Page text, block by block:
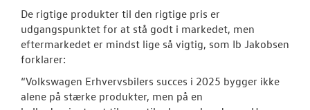
De rigtige produkter til den rigtige pris er
udgangspunktet for at stå godt i markedet, men
eftermarkedet er mindst lige så vigtig, som Ib Jakobsen
forklarer:
“Volkswagen Erhvervsbilers succes i 2025 bygger ikke
alene på stærke produkter, men på en